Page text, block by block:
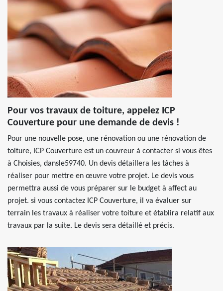
Pour vos travaux de toiture, appelez ICP
Couverture pour une demande de devis !
Pour une nouvelle pose, une rénovation ou une rénovation de
toiture, ICP Couverture est un couvreur à contacter si vous êtes
à Choisies, dansle59740. Un devis détaillera les tâches à
réaliser pour mettre en œuvre votre projet. Le devis vous
permettra aussi de vous préparer sur le budget à affect au
projet. si vous contactez ICP Couverture, il va évaluer sur
terrain les travaux à réaliser votre toiture et établira relatif aux
travaux par la suite. Le devis sera détaillé et précis.